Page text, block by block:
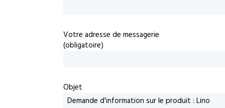
Votre adresse de messagerie
(obligatoire)
Objet